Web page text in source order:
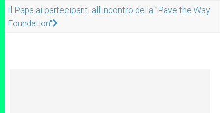
Il Papa ai partecipanti all'incontro della "Pave the Way
Foundation"